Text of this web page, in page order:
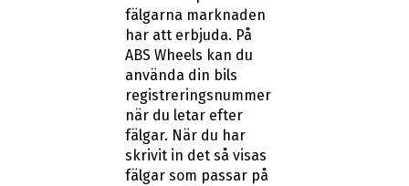
fälgarna marknaden
har att erbjuda. På
ABS Wheels kan du
använda din bils
registreringsnummer
när du letar efter
fälgar. När du har
skrivit in det så visas
fälgar som passar på